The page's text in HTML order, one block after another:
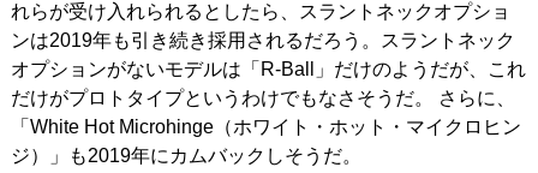
れらが受け入れられるとしたら、スラントネックオプショ
ンは2019年も引き続き採用されるだろう。スラントネック
オプションがないモデルは「R-Ball」だけのようだが、これ
だけがプロトタイプというわけでもなさそうだ。 さらに、
「White Hot Microhinge（ホワイト・ホット・マイクロヒン
ジ）」も2019年にカムバックしそうだ。